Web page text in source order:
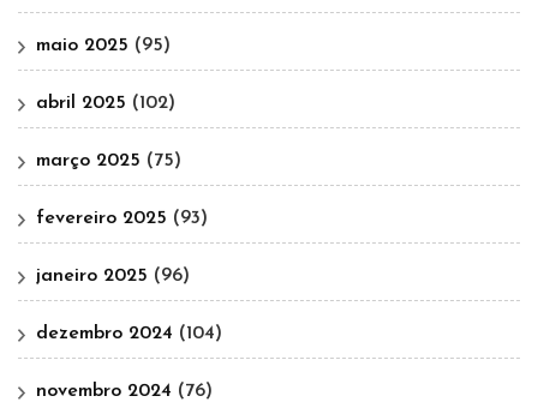
maio 2025 (95)
abril 2025 (102)
março 2025 (75)
fevereiro 2025 (93)
janeiro 2025 (96)
dezembro 2024 (104)
novembro 2024 (76)